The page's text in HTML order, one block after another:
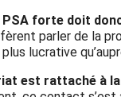
PSA forte doit
parler de la
lucrative
est rattaché à la